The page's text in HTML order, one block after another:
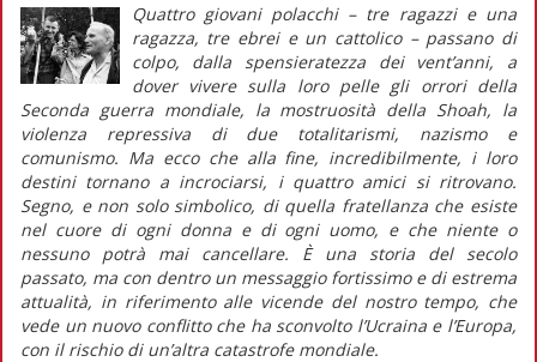
Quattro giovani polacchi – tre ragazzi e una
ragazza, tre ebrei e un cattolico – passano di
colpo, dalla spensieratezza dei vent’anni, a
dover vivere sulla loro pelle gli orrori della
Seconda guerra mondiale, la mostruosità della Shoah, la
violenza repressiva di due totalitarismi, nazismo e
comunismo. Ma ecco che alla fine, incredibilmente, i loro
destini tornano a incrociarsi, i quattro amici si ritrovano.
Segno, e non solo simbolico, di quella fratellanza che esiste
nel cuore di ogni donna e di ogni uomo, e che niente o
nessuno potrà mai cancellare. È una storia del secolo
passato, ma con dentro un messaggio fortissimo e di estrema
attualità, in riferimento alle vicende del nostro tempo, che
vede un nuovo conflitto che ha sconvolto l’Ucraina e l’Europa,
con il rischio di un’altra catastrofe mondiale.